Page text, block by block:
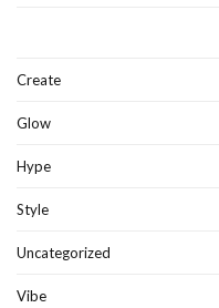
Create
Glow
Hype
Style
Uncategorized
Vibe